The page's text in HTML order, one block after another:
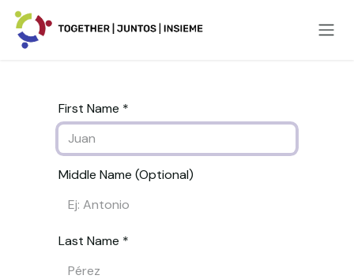
Ir al contenido
First Name *
Middle Name (Optional)
Last Name *